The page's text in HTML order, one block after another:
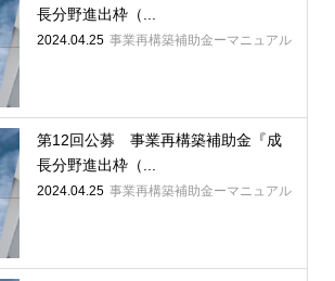
長分野進出枠（...
2024.04.25 事業再構築補助金ーマニュアル
第12回公募 事業再構築補助金『成
長分野進出枠（...
2024.04.25 事業再構築補助金ーマニュアル